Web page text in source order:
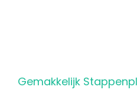
Gemakkelijk